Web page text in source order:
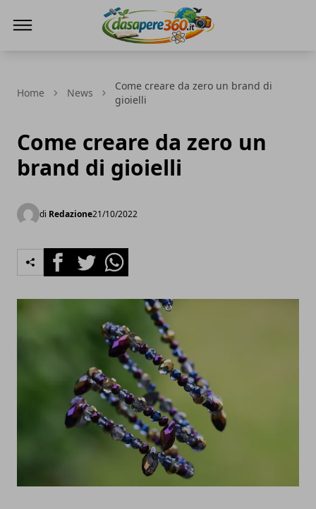
Home News
Come creare da zero un brand di
gioielli
Come creare da zero un
brand di gioielli
di Redazione21/10/2022
FacebookTwitterWhatsapp